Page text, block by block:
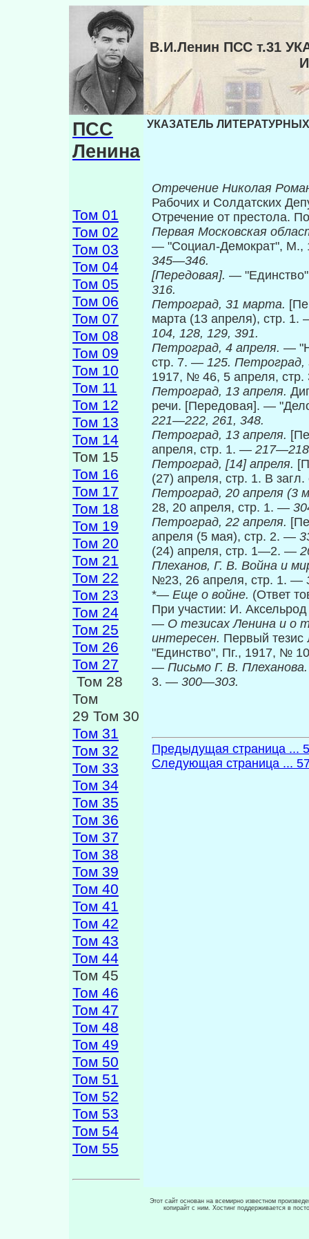
В.И.Ленин ПСС т.31
ПСС
Ленина
Том 01
Том 02
Том 03
Том 04
Том 05
Том 06
Том 07
Том 08
Том 09
Том 10
Том 11
Том 12
Том 13
Том 14
Том 15
Том 16
Том 17
Том 18
Том 19
Том 20
Том 21
Том 22
Том 23
Том 24
Том 25
Том 26
Том 27
Том 28
Том
29 Том 30
Том 31
Том 32
Том 33
Том 34
Том 35
Том 36
Том 37
Том 38
Том 39
Том 40
Том 41
Том 42
Том 43
Том 44
Том 45
Том 46
Том 47
Том 48
Том 49
Том 50
Том 51
Том 52
Том 53
Том 54
Том 55
УКАЗАТЕЛЬ
Отречение Николая
Рабочих и Солдатских
Отречение от престола.
Первая Московская
— "Социал-Демократ",
345—346.
[Передовая]. —
316.
Петроград, 31 марта.
марта (13 апреля), стр. 1.
104, 128, 129, 391.
Петроград, 4 апреля. —
стр. 7. — 125. Петроград,
1917, № 46, 5 апреля,
Петроград, 13 апреля.
речи. [Передовая]. —
221—222, 261, 348.
Петроград, 13 апреля.
апреля, стр. 1. —
Петроград, [14] апреля.
(27) апреля, стр. 1. В
Петроград, 20 апреля (3
28, 20 апреля, стр. 1. —
Петроград, 22 апреля.
апреля (5 мая), стр. 2. —
(24) апреля, стр. 1—2. —
Плеханов, Г. В. Война и
№23, 26 апреля, стр. 1. —
*— Еще о войне. (Ответ
При участии: И.
— О тезисах Ленина и о
интересен. Первый
"Единство", Пг., 1917, №
— Письмо Г. В.
3. — 300—303.
Предыдущая страница ...
Следующая страница ...
Этот сайт основан на всемирно известном
копирайт с ним. Хостинг поддерживается в